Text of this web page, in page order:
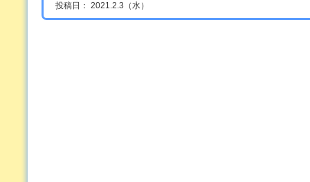
投稿日： 2021.2.3（水）